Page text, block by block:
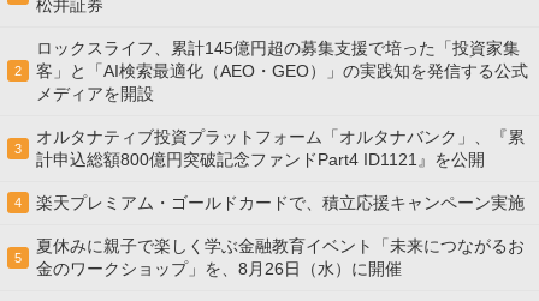
松井証券
2
ロックスライフ、累計145億円超の募集支援で培った「投資家集
客」と「AI検索最適化（AEO・GEO）」の実践知を発信する公式
メディアを開設
3
オルタナティブ投資プラットフォーム「オルタナバンク」、『累
計申込総額800億円突破記念ファンドPart4 ID1121』を公開
4 楽天プレミアム・ゴールドカードで、積立応援キャンペーン実施
5
夏休みに親子で楽しく学ぶ金融教育イベント「未来につながるお
金のワークショップ」を、8月26日（水）に開催